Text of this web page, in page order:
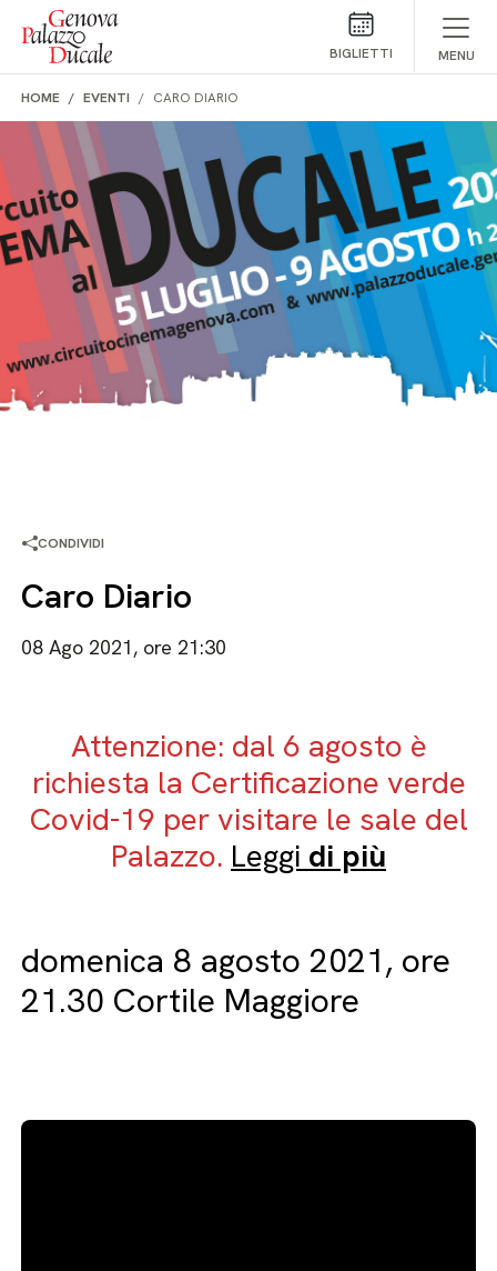
Salta al contenuto
BIGLIETTI MENU
HOME EVENTI CARO DIARIO
CONDIVIDI
Caro Diario
08 Ago 2021, ore 21:30
Attenzione: dal 6 agosto è
richiesta la Certificazione verde
Covid-19 per visitare le sale del
Palazzo. Leggi di più
domenica 8 agosto 2021, ore
21.30 Cortile Maggiore